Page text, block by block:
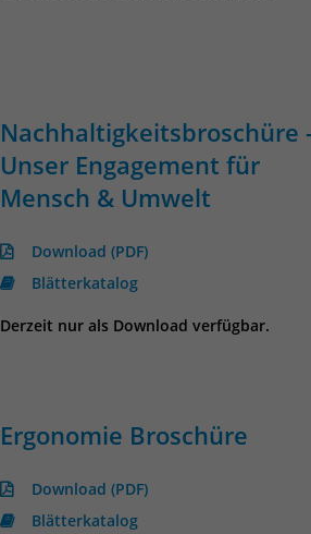
Nachhaltigkeitsbroschüre
Unser Engagement für
Mensch & Umwelt
Download (PDF)
Blätterkatalog
Derzeit nur als Download verfügbar.
Ergonomie Broschüre
Download (PDF)
Blätterkatalog